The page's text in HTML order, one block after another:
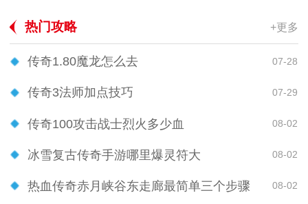
热门攻略 +更多
传奇1.80魔龙怎么去 07-28
传奇3法师加点技巧 07-29
传奇100攻击战士烈火多少血 08-02
冰雪复古传奇手游哪里爆灵符大 08-02
热血传奇赤月峡谷东走廊最简单三个步骤 08-02